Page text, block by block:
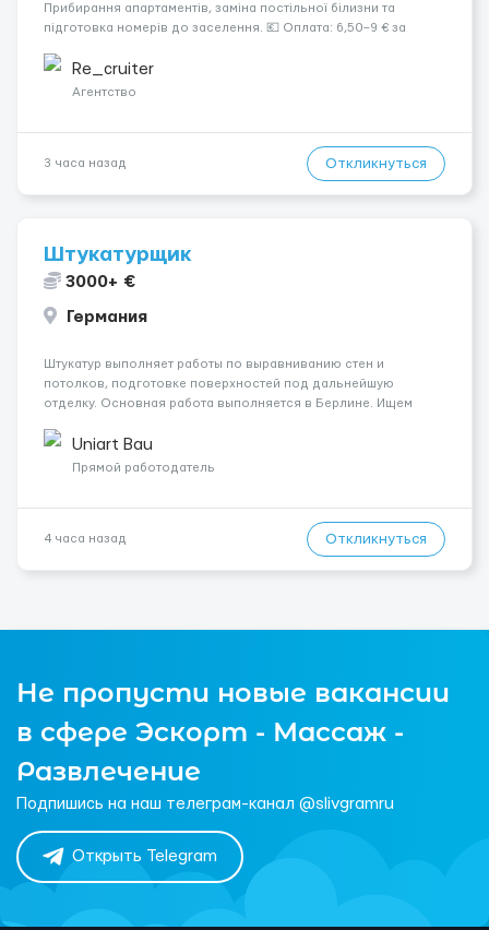
Прибирання апартаментів, заміна постільної білизни та
підготовка номерів до заселення. 💶 Оплата: 6,50–9 € за
близько 2000 € на місяць (після вирахув...
Re_cruiter
Агентство
3 часа назад Откликнуться
Штукатурщик
3000+ €
Германия
Штукатур выполняет работы по выравниванию стен и
потолков, подготовке поверхностей под дальнейшую
отделку. Основная работа выполняется в Берлине. Ищем
специалистов с подтверждённым опытом и портфолио.
Обязанности Подготовка оснований ...
Uniart Bau
Прямой работодатель
4 часа назад Откликнуться
Не пропусти новые вакансии
в сфере Эскорт - Массаж -
Развлечение
Подпишись на наш телеграм-канал @slivgramru
Открыть Telegram